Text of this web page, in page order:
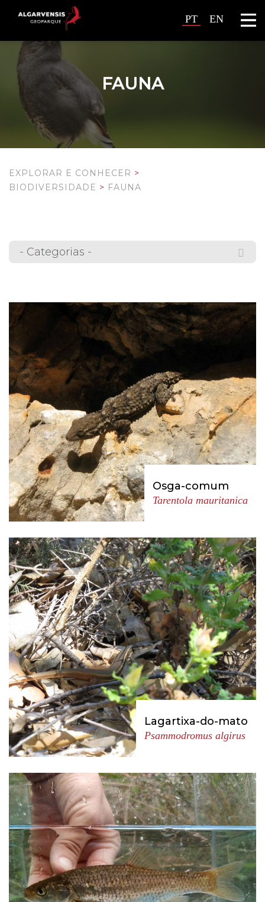
PT EN
FAUNA
EXPLORAR E CONHECER >
BIODIVERSIDADE > FAUNA
Osga-comum
Tarentola mauritanica
Lagartixa-do-mato
Psammodromus algirus